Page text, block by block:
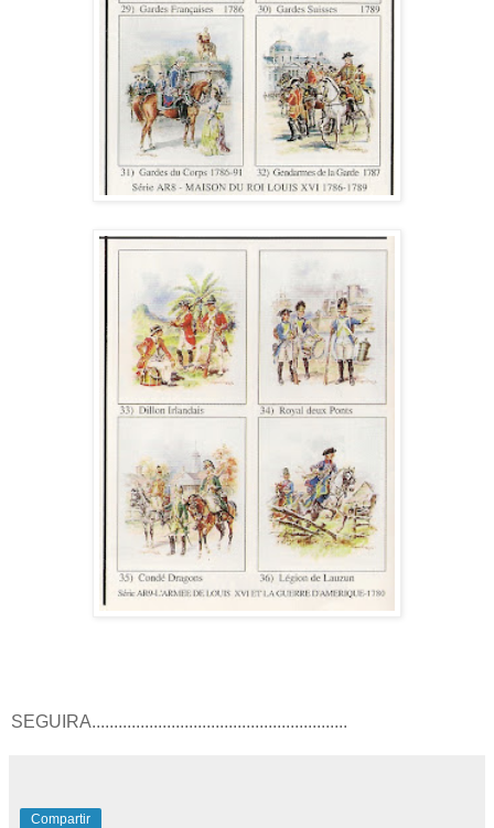
SEGUIRA..........................................................
Compartir